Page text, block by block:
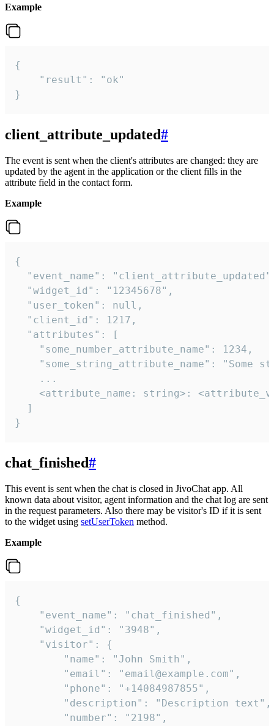
Example
{
    "result": "ok"
}
client_attribute_updated#
The event is sent when the client's attributes are changed: they are
updated by the agent in the application or the client fills in the
attribute field in the contact form.
Example
{
"event_name":
  "widget_id": "12345678",
  "user_token": null,
  "client_id": 1217,
  "attributes": [
    "some_number_attribute_name": 1234,
"some_string_attribute_name": "Some
    ...
<attribute_name: string>:
  ]
}
chat_finished#
This event is sent when the chat is closed in JivoChat app. All
known data about visitor, agent information and the chat log are sent
in the request parameters. Also there may be visitor's ID if it is sent
to the widget using setUserToken method.
Example
{
    "event_name": "chat_finished",
    "widget_id": "3948",
    "visitor": {
        "name": "John Smith",
        "email": "email@example.com",
        "phone": "+14084987855",
        "description": "Description text",
        "number": "2198",